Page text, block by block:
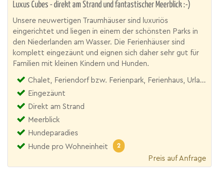
Luxus Cubes - direkt am Strand und fantastischer Meerblick :-)
Unsere neuwertigen Traumhäuser sind luxuriös
eingerichtet und liegen in einem der schönsten Parks in
den Niederlanden am Wasser. Die Ferienhäuser sind
komplett eingezäunt und eignen sich daher sehr gut für
Familien mit kleinen Kindern und Hunden.
Chalet, Feriendorf bzw. Ferienpark, Ferienhaus, Urlaubsresort
Eingezäunt
Direkt am Strand
Meerblick
Hundeparadies
Hunde pro Wohneinheit
2
Preis auf Anfrage